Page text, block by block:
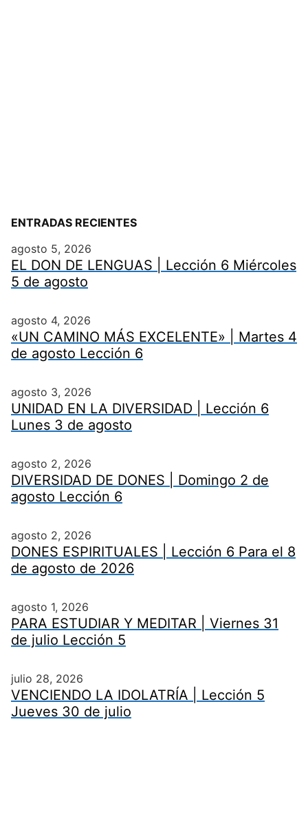
ENTRADAS RECIENTES
agosto 5, 2026
EL DON DE LENGUAS | Lección 6 Miércoles
5 de agosto
agosto 4, 2026
«UN CAMINO MÁS EXCELENTE» | Martes 4
de agosto Lección 6
agosto 3, 2026
UNIDAD EN LA DIVERSIDAD | Lección 6
Lunes 3 de agosto
agosto 2, 2026
DIVERSIDAD DE DONES | Domingo 2 de
agosto Lección 6
agosto 2, 2026
DONES ESPIRITUALES | Lección 6 Para el 8
de agosto de 2026
agosto 1, 2026
PARA ESTUDIAR Y MEDITAR | Viernes 31
de julio Lección 5
julio 28, 2026
VENCIENDO LA IDOLATRÍA | Lección 5
Jueves 30 de julio